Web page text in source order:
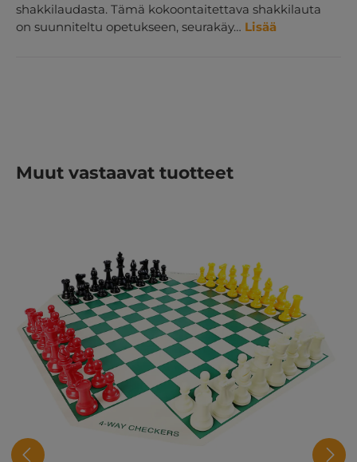
shakkilaudasta. Tämä kokoontaitettava shakkilauta
on suunniteltu opetukseen, seurakäy… Lisää
Ohita tuotegalleria
Muut vastaavat tuotteet